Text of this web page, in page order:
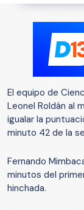
El equipo de
Leonel Roldán al
igualar la
minuto 42 de la
Fernando
minutos del
hinchada.